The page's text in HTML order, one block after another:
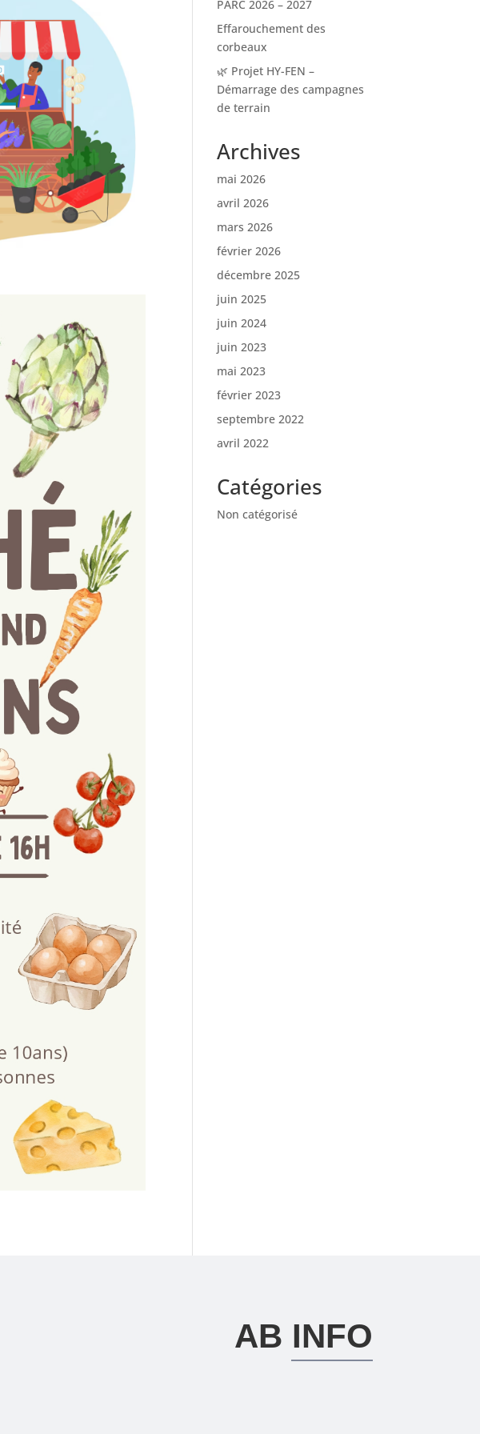
PARC 2026 – 2027
Effarouchement des
corbeaux
🌿 Projet HY-FEN –
Démarrage des campagnes
de terrain
Archives
mai 2026
avril 2026
mars 2026
février 2026
décembre 2025
juin 2025
juin 2024
juin 2023
mai 2023
février 2023
septembre 2022
avril 2022
Catégories
Non catégorisé
AB INFO